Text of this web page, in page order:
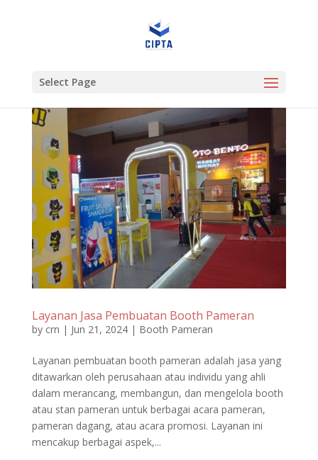
Select Page
Layanan Jasa Pembuatan Booth Pameran
by crn | Jun 21, 2024| Booth Pameran
Layanan pembuatan booth pameran adalah jasa yang
ditawarkan oleh perusahaan atau individu yang ahli
dalam merancang, membangun, dan mengelola booth
atau stan pameran untuk berbagai acara pameran,
pameran dagang, atau acara promosi. Layanan ini
mencakup berbagai aspek,...